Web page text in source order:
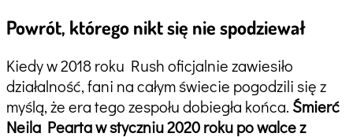
Powrót, którego nikt się nie spodziewał
Kiedy w 2018 roku Rush oficjalnie zawiesiło
działalność, fani na całym świecie pogodzili się z
myślą, że era tego zespołu dobiegła końca. Śmierć
Neila Pearta w styczniu 2020 roku po walce z